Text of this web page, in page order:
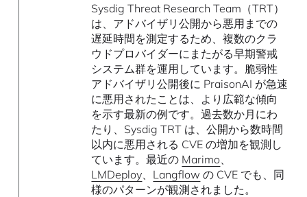
Sysdig Threat Research Team（TRT）
は、アドバイザリ公開から悪用までの
遅延時間を測定するため、複数のクラ
ウドプロバイダーにまたがる早期警戒
システム群を運用しています。脆弱性
アドバイザリ公開後に PraisonAI が急速
に悪用されたことは、より広範な傾向
を示す最新の例です。過去数か月にわ
たり、Sysdig TRT は、公開から数時間
以内に悪用される CVE の増加を観測し
ています。最近の Marimo
LMDeploy
Langflow の CVE でも、同
様のパターンが観測されました。